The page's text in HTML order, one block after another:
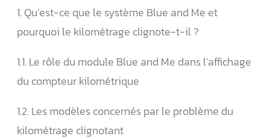
1. Qu’est-ce que le système Blue and Me et
pourquoi le kilométrage clignote-t-il ?
1.1. Le rôle du module Blue and Me dans l’affichage
du compteur kilométrique
1.2. Les modèles concernés par le problème du
kilométrage clignotant